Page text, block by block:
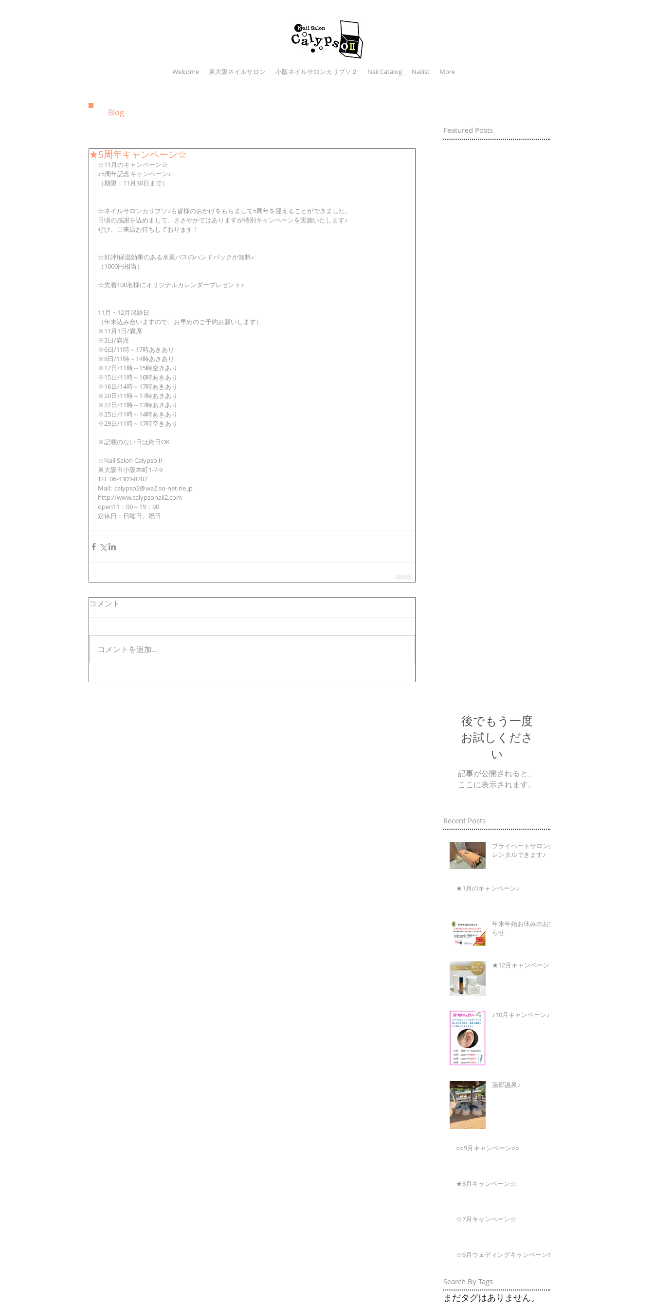
Welcome 東大阪ネイルサロン 小阪ネイルサロンカリプソ２ Nail Catalog Nailist More
Blog
Featured Posts
★5周年キャンペーン☆
☆11月のキャンペーン☆
♪5周年記念キャンペーン♪
（期限：11月30日まで）
☆ネイルサロンカリプソ2も皆様のおかげをもちまして5周年を迎えることができました。
日頃の感謝を込めまして、ささやかではありますが特別キャンペーンを実施いたします♪
ぜひ、ご来店お待ちしております！
☆好評!保湿効果のある水素バスのハンドパックが無料♪
（1000円相当）
☆先着100名様にオリジナルカレンダープレゼント♪
11月・12月混雑日
（年末込み合いますので、お早めのご予約お願いします）
※11月1日/満席
※2日/満席
※6日/11時～17時あきあり
※8日/11時～14時あきあり
※12日/11時～15時空きあり
※15日/11時～16時あきあり
※16日/14時～17時あきあり
※20日/11時～17時あきあり
※22日/11時～17時あきあり
※25日/11時～14時あきあり
※29日/11時～17時空きあり
※記載のない日は終日OK
☆Nail Salon CalypsoⅡ
東大阪市小阪本町1-7-9
TEL 06-4309-8707
Mail:  calypso2@wa2.so-net.ne.jp
http://www.calypsonail2.com
open11：00～19：00
定休日：日曜日、祝日
コメント
コメントを追加…
後でもう一度
お試しくださ
い
記事が公開されると、
ここに表示されます。
Recent Posts
Search By Tags
プライベートサロンが
レンタルできます♪
★1月のキャンペーン♪
年末年始お休みのお知
らせ
★12月キャンペーン★
♪10月キャンペーン♪
湯郷温泉♪
○○9月キャンペーン○○
★8月キャンペーン☆
☆7月キャンペーン☆
☆6月ウェディングキャンペーン🌸
まだタグはありません。